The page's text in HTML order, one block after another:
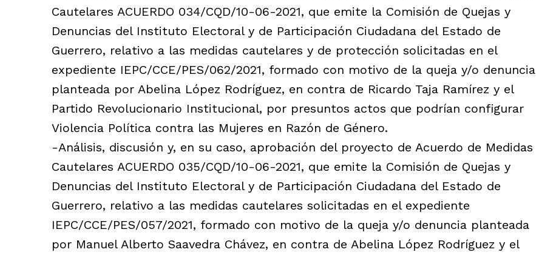
Cautelares ACUERDO 034/CQD/10-06-2021, que emite la Comisión de Quejas y
Denuncias del Instituto Electoral y de Participación Ciudadana del Estado de
Guerrero, relativo a las medidas cautelares y de protección solicitadas en el
expediente IEPC/CCE/PES/062/2021, formado con motivo de la queja y/o denuncia
planteada por Abelina López Rodríguez, en contra de Ricardo Taja Ramírez y el
Partido Revolucionario Institucional, por presuntos actos que podrían configurar
Violencia Política contra las Mujeres en Razón de Género.
-Análisis, discusión y, en su caso, aprobación del proyecto de Acuerdo de Medidas
Cautelares ACUERDO 035/CQD/10-06-2021, que emite la Comisión de Quejas y
Denuncias del Instituto Electoral y de Participación Ciudadana del Estado de
Guerrero, relativo a las medidas cautelares solicitadas en el expediente
IEPC/CCE/PES/057/2021, formado con motivo de la queja y/o denuncia planteada
por Manuel Alberto Saavedra Chávez, en contra de Abelina López Rodríguez y el